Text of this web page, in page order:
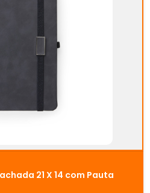
21 X 14 com Pauta